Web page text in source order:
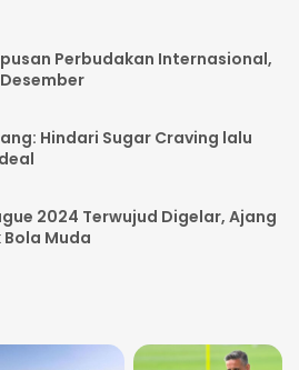
Perbudakan Internasional,
Hindari Sugar Craving lalu
2024 Terwujud Digelar, Ajang
Muda